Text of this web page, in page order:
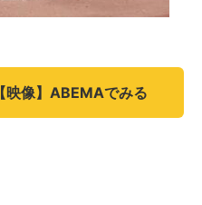
【映像】ABEMAでみる